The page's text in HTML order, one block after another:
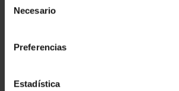
Necesario
Preferencias
Estadística
Lúmens: 75.
Vida útil estimada: 20.000 horas.
Ángulo de apertura: 300°.